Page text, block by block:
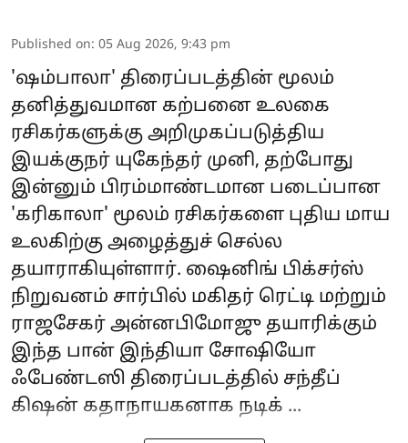
Published on: 05 Aug 2026, 9:43 pm
'ஷம்பாலா' திரைப்படத்தின் மூலம்
தனித்துவமான கற்பனை உலகை
ரசிகர்களுக்கு அறிமுகப்படுத்திய
இயக்குநர் யுகேந்தர் முனி, தற்போது
இன்னும் பிரம்மாண்டமான படைப்பான
'கரிகாலா' மூலம் ரசிகர்களை புதிய மாய
உலகிற்கு அழைத்துச் செல்ல
தயாராகியுள்ளார். ஷைனிங் பிக்சர்ஸ்
நிறுவனம் சார்பில் மகிதர் ரெட்டி மற்றும்
ராஜசேகர் அன்னபிமோஜு தயாரிக்கும்
இந்த பான் இந்தியா சோஷியோ
ஃபேண்டஸி திரைப்படத்தில் சந்தீப்
கிஷன் கதாநாயகனாக நடிக் ...